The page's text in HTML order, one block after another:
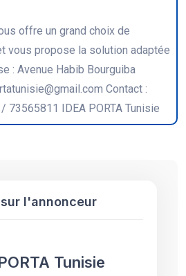
offre un grand choix de
vous propose la solution adaptée
: Avenue Habib Bourguiba
Contact :
IDEA PORTA Tunisie
l'annonceur
Tunisie